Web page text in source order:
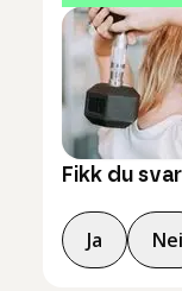
Fikk du
Ja Nei